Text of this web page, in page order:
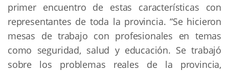
primer encuentro de estas características con
representantes de toda la provincia. “Se hicieron
mesas de trabajo con profesionales en temas
como seguridad, salud y educación. Se trabajó
sobre los problemas reales de la provincia,